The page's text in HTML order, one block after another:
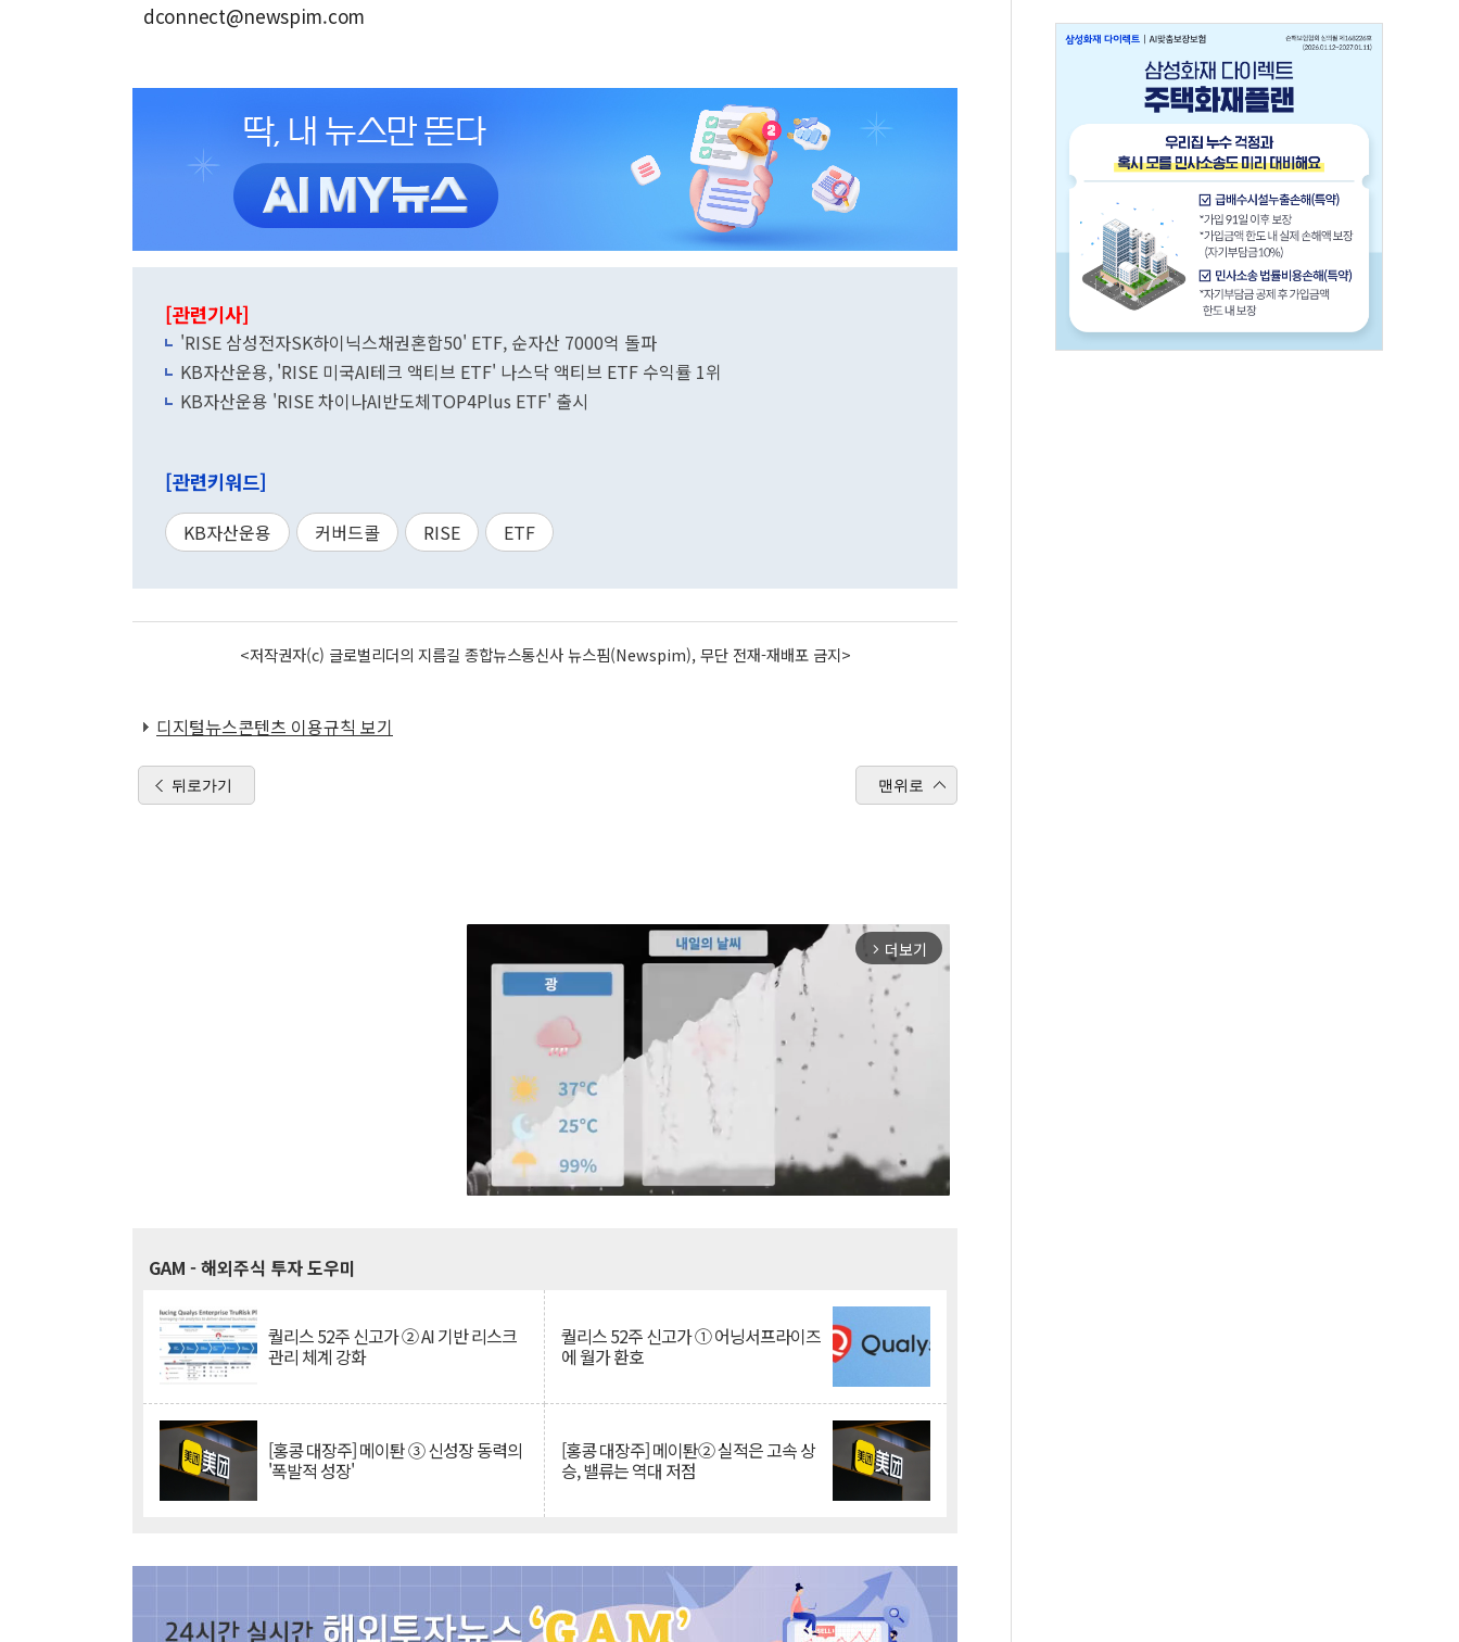
dconnect@newspim.com
[관련기사]
'RISE 삼성전자SK하이닉스채권혼합50' ETF, 순자산 7000억 돌파
KB자산운용, 'RISE 미국AI테크 액티브 ETF' 나스닥 액티브 ETF 수익률 1위
KB자산운용 'RISE 차이나AI반도체TOP4Plus ETF' 출시
[관련키워드]
KB자산운용 커버드콜 RISE ETF
<저작권자(c) 글로벌리더의 지름길 종합뉴스통신사 뉴스핌(Newspim), 무단 전재-재배포 금지>
디지털뉴스콘텐츠 이용규칙 보기
뒤로가기 맨위로
arrow_forward_ios 더보기
GAM - 해외주식 투자 도우미
퀄리스 52주 신고가 ② AI 기반 리스크
관리 체계 강화
퀄리스 52주 신고가 ① 어닝서프라이즈
에 월가 환호
[홍콩 대장주] 메이퇀 ③ 신성장 동력의
'폭발적 성장'
[홍콩 대장주] 메이퇀② 실적은 고속 상
승, 밸류는 역대 저점